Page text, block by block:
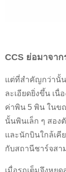
CCS ย่อมาจา
แต่ที่สำคัญกว่านั้
ละเอียดยิ่งขึ้น เนื่
ค่าพิน 5 พิน ในข
นั้นพินเล็ก ๆ สอง
และนักบินใกล้เคี
กับสถานีชาร์จสา
เมื่อรถเต็มจึงหยุ